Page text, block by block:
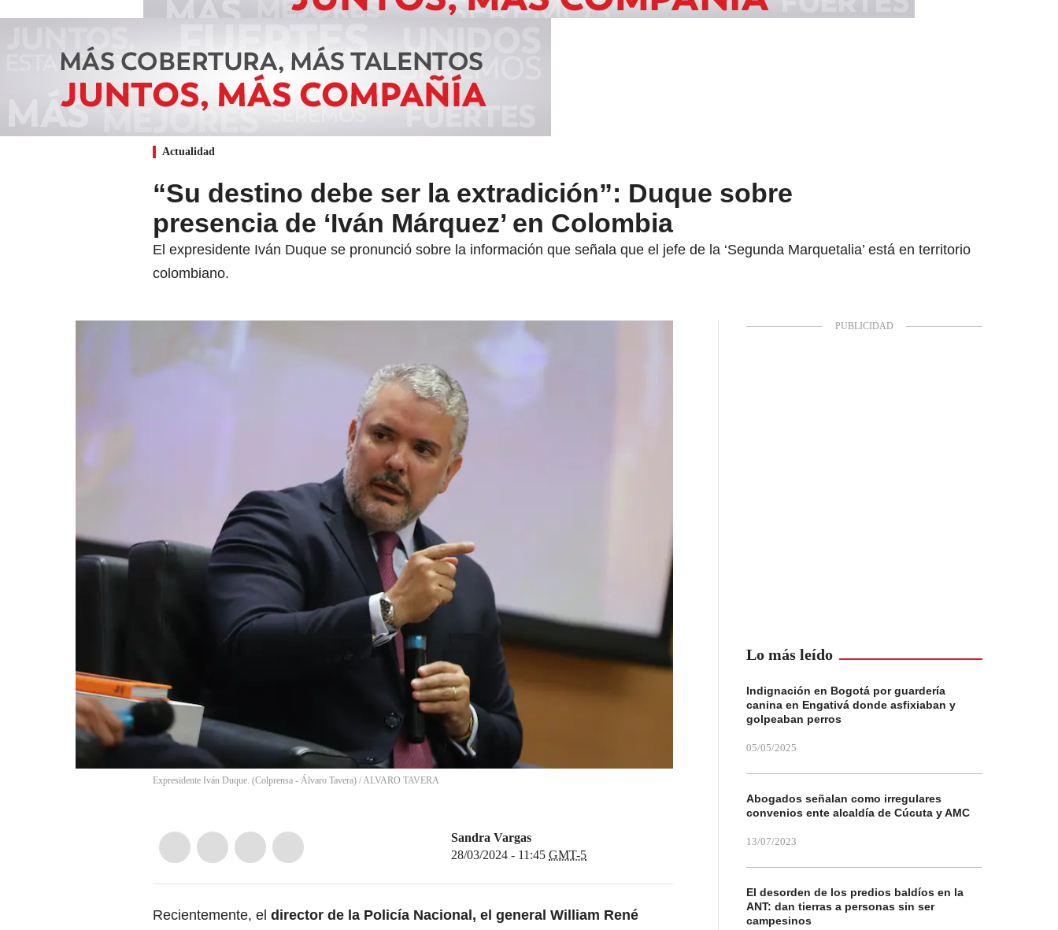
Actualidad
“Su destino debe ser la extradición”: Duque sobre
presencia de ‘Iván Márquez’ en Colombia
El expresidente Iván Duque se pronunció sobre la información que señala que el jefe de la ‘Segunda Marquetalia’ está en territorio
colombiano.
Expresidente Iván Duque. (Colprensa - Álvaro Tavera) /ALVARO TAVERA
Sandra Vargas
28/03/2024 - 11:45 GMT-5
Recientemente, el director de la Policía Nacional, el general William René
Lo más leído
Indignación en Bogotá por guardería
canina en Engativá donde asfixiaban y
golpeaban perros
05/05/2025
Abogados señalan como irregulares
convenios ente alcaldía de Cúcuta y AMC
13/07/2023
El desorden de los predios baldíos en la
ANT: dan tierras a personas sin ser
campesinos